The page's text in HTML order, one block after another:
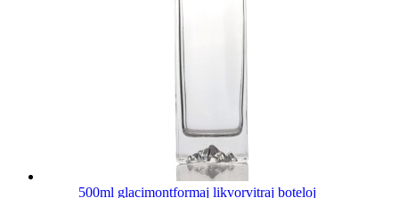
500ml glacimontformaj likvorvitraj boteloj